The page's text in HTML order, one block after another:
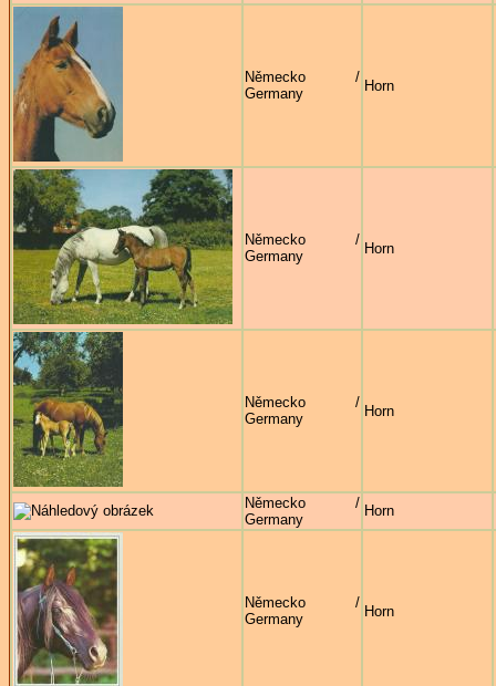
Německo /
Germany
Horn
Německo /
Germany
Horn
Německo /
Germany
Horn
Německo /
Germany
Horn
Německo /
Germany
Horn